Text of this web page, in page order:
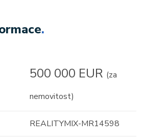
.
500 000 EUR (za
nemovitost)
REALITYMIX-MR14598